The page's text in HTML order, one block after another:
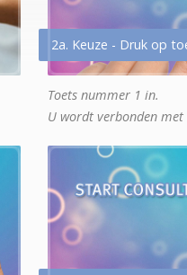
2a. Keuze - Druk op
Toets nummer 1 in.
U wordt verbonden met